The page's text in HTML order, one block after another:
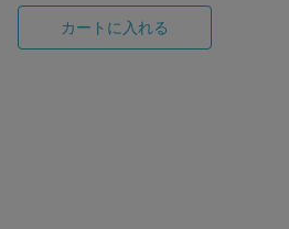
カートに入れる